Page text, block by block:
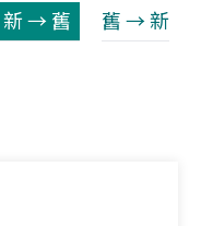
新 → 舊 舊 → 新